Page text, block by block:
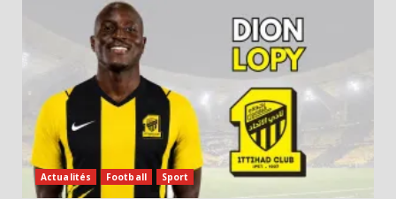
Actualités Football Sport